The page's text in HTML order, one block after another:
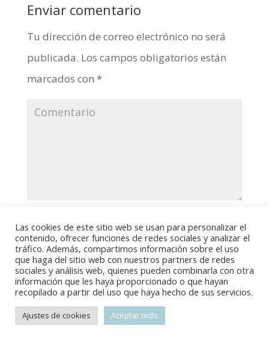
Enviar comentario
Tu dirección de correo electrónico no será
publicada. Los campos obligatorios están
marcados con *
Las cookies de este sitio web se usan para personalizar el
contenido, ofrecer funciones de redes sociales y analizar el
tráfico. Además, compartimos información sobre el uso
que haga del sitio web con nuestros partners de redes
sociales y análisis web, quienes pueden combinarla con otra
información que les haya proporcionado o que hayan
recopilado a partir del uso que haya hecho de sus servicios.
Ajustes de cookies Aceptar todo